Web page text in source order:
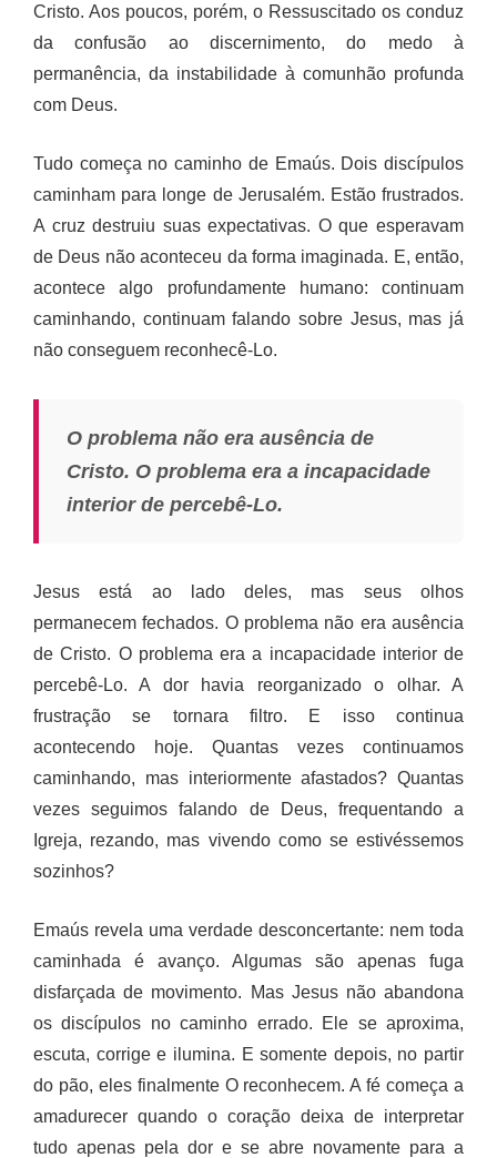
Cristo. Aos poucos, porém, o Ressuscitado os conduz
da confusão ao discernimento, do medo à
permanência, da instabilidade à comunhão profunda
com Deus.
Tudo começa no caminho de Emaús. Dois discípulos
caminham para longe de Jerusalém. Estão frustrados.
A cruz destruiu suas expectativas. O que esperavam
de Deus não aconteceu da forma imaginada. E, então,
acontece algo profundamente humano: continuam
caminhando, continuam falando sobre Jesus, mas já
não conseguem reconhecê-Lo.
O problema não era ausência de
Cristo. O problema era a incapacidade
interior de percebê-Lo.
Jesus está ao lado deles, mas seus olhos
permanecem fechados. O problema não era ausência
de Cristo. O problema era a incapacidade interior de
percebê-Lo. A dor havia reorganizado o olhar. A
frustração se tornara filtro. E isso continua
acontecendo hoje. Quantas vezes continuamos
caminhando, mas interiormente afastados? Quantas
vezes seguimos falando de Deus, frequentando a
Igreja, rezando, mas vivendo como se estivéssemos
sozinhos?
Emaús revela uma verdade desconcertante: nem toda
caminhada é avanço. Algumas são apenas fuga
disfarçada de movimento. Mas Jesus não abandona
os discípulos no caminho errado. Ele se aproxima,
escuta, corrige e ilumina. E somente depois, no partir
do pão, eles finalmente O reconhecem. A fé começa a
amadurecer quando o coração deixa de interpretar
tudo apenas pela dor e se abre novamente para a